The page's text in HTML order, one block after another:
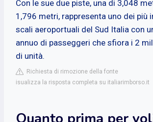
Con le sue due piste, una di 3,048
1,796 metri, rappresenta uno dei più
scali aeroportuali del Sud Italia con
annuo di passeggeri che sfiora i 2
di unità.
Richiesta di rimozione della fonte
isualizza la risposta completa su italiarimborso.it